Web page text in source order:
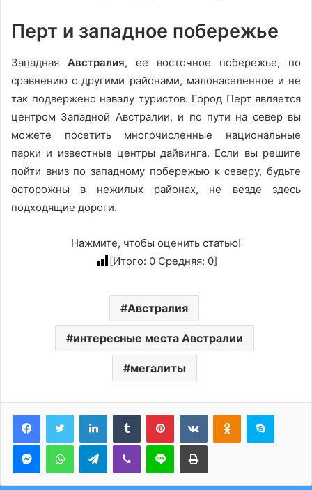
Перт и западное побережье
Западная Австралия, ее восточное побережье, по
сравнению с другими районами, малонаселенное и не
так подвержено навалу туристов. Город Перт является
центром Западной Австралии, и по пути на север вы
можете посетить многочисленные национальные
парки и известные центры дайвинга. Если вы решите
пойти вниз по западному побережью к северу, будьте
осторожны в нежилых районах, не везде здесь
подходящие дороги.
Нажмите, чтобы оценить статью!
[Итого: 0Средняя: 0]
Австралия
интересные места Австралии
мегалиты
LinkedInTumblr PinterestВконтактеОдноклассники
Skype
MessengerWhatsAppTelegramViber Line Печатать